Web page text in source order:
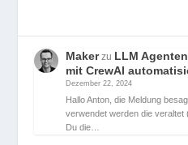
Makerzu LLM
mit CrewAI
Dezember 22, 2024
Hallo Anton, die Meldung
verwendet werden die
Du die…